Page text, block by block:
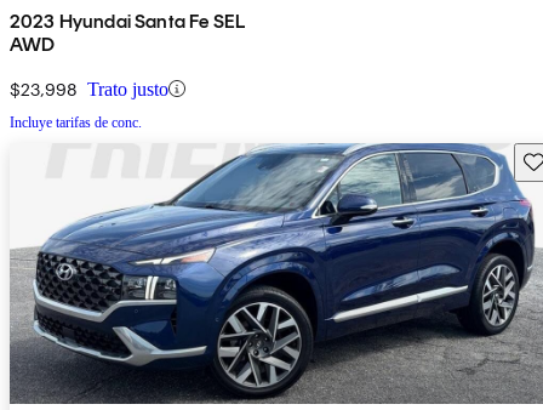
2023 Hyundai Santa Fe SEL
AWD
$23,998 Trato justo
Incluye tarifas de conc.